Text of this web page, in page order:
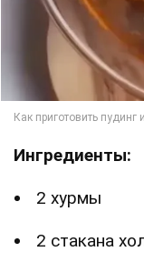
Ингредиенты:
2 хурмы
2 стакана